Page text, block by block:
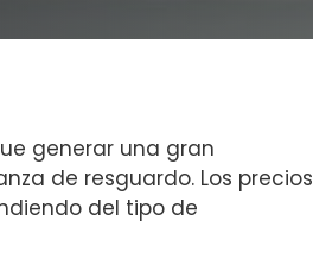
generar una gran
de resguardo. Los precios
del tipo de